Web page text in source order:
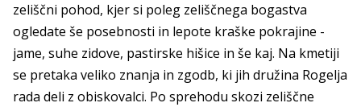
zeliščni pohod, kjer si poleg zeliščnega bogastva
ogledate še posebnosti in lepote kraške pokrajine -
jame, suhe zidove, pastirske hišice in še kaj. Na kmetiji
se pretaka veliko znanja in zgodb, ki jih družina Rogelja
rada deli z obiskovalci. Po sprehodu skozi zeliščne